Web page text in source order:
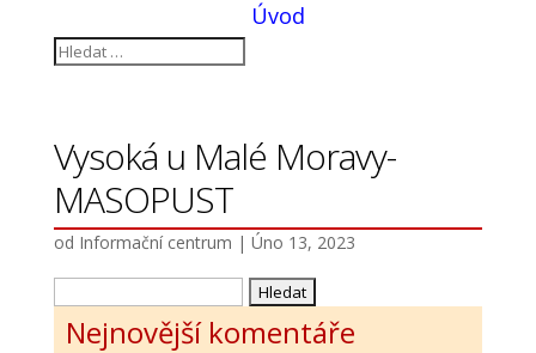
Úvod
Vysoká u Malé Moravy-
MASOPUST
od Informační centrum | Úno 13, 2023
Vyhledávání
Nejnovější komentáře